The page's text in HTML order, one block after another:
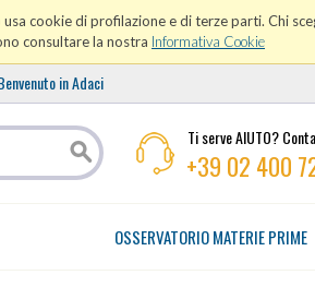
cookie di profilazione e di terze parti. Chi
consultare la nostra Informativa Cookie
in Adaci
Ti serve AIUTO?
+39 02 400
OSSERVATORIO MATERIE PRIME